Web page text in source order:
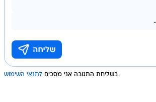
בשליחת התגובה אני מסכים לתנאי השימוש